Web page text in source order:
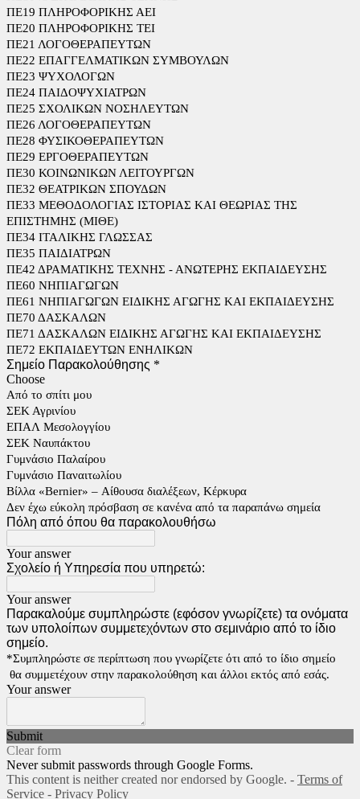
ΠΕ19 ΠΛΗΡΟΦΟΡΙΚΗΣ ΑΕΙ
ΠΕ20 ΠΛΗΡΟΦΟΡΙΚΗΣ ΤΕΙ
ΠΕ21 ΛΟΓΟΘΕΡΑΠΕΥΤΩΝ
ΠΕ22 ΕΠΑΓΓΕΛΜΑΤΙΚΩΝ ΣΥΜΒΟΥΛΩΝ
ΠΕ23 ΨΥΧΟΛΟΓΩΝ
ΠΕ24 ΠΑΙΔΟΨΥΧΙΑΤΡΩΝ
ΠΕ25 ΣΧΟΛΙΚΩΝ ΝΟΣΗΛΕΥΤΩΝ
ΠΕ26 ΛΟΓΟΘΕΡΑΠΕΥΤΩΝ
ΠΕ28 ΦΥΣΙΚΟΘΕΡΑΠΕΥΤΩΝ
ΠΕ29 ΕΡΓΟΘΕΡΑΠΕΥΤΩΝ
ΠΕ30 ΚΟΙΝΩΝΙΚΩΝ ΛΕΙΤΟΥΡΓΩΝ
ΠΕ32 ΘΕΑΤΡΙΚΩΝ ΣΠΟΥΔΩΝ
ΠΕ33 ΜΕΘΟΔΟΛΟΓΙΑΣ ΙΣΤΟΡΙΑΣ ΚΑΙ ΘΕΩΡΙΑΣ ΤΗΣ
ΕΠΙΣΤΗΜΗΣ (ΜΙΘΕ)
ΠΕ34 ΙΤΑΛΙΚΗΣ ΓΛΩΣΣΑΣ
ΠΕ35 ΠΑΙΔΙΑΤΡΩΝ
ΠΕ42 ΔΡΑΜΑΤΙΚΗΣ ΤΕΧΝΗΣ - ΑΝΩΤΕΡΗΣ ΕΚΠΑΙΔΕΥΣΗΣ
ΠΕ60 ΝΗΠΙΑΓΩΓΩΝ
ΠΕ61 ΝΗΠΙΑΓΩΓΩΝ ΕΙΔΙΚΗΣ ΑΓΩΓΗΣ ΚΑΙ ΕΚΠΑΙΔΕΥΣΗΣ
ΠΕ70 ΔΑΣΚΑΛΩΝ
ΠΕ71 ΔΑΣΚΑΛΩΝ ΕΙΔΙΚΗΣ ΑΓΩΓΗΣ ΚΑΙ ΕΚΠΑΙΔΕΥΣΗΣ
ΠΕ72 ΕΚΠΑΙΔΕΥΤΩΝ ΕΝΗΛΙΚΩΝ
Σημείο Παρακολούθησης *
Choose
Από το σπίτι μου
ΣΕΚ Αγρινίου
ΕΠΑΛ Μεσολογγίου
ΣΕΚ Ναυπάκτου
Γυμνάσιο Παλαίρου
Γυμνάσιο Παναιτωλίου
Βίλλα «Bernier» – Αίθουσα διαλέξεων, Κέρκυρα
Δεν έχω εύκολη πρόσβαση σε κανένα από τα παραπάνω σημεία
Πόλη από όπου θα παρακολουθήσω
Your answer
Σχολείο ή Υπηρεσία που υπηρετώ:
Your answer
Παρακαλούμε συμπληρώστε (εφόσον γνωρίζετε) τα ονόματα
των υπολοίπων συμμετεχόντων στο σεμινάριο από το ίδιο
σημείο.
*Συμπληρώστε σε περίπτωση που γνωρίζετε ότι από το ίδιο σημείο
θα συμμετέχουν στην παρακολούθηση και άλλοι εκτός από εσάς.
Your answer
Submit
Clear form
Never submit passwords through Google Forms.
This content is neither created nor endorsed by Google. - Terms of
Service - Privacy Policy